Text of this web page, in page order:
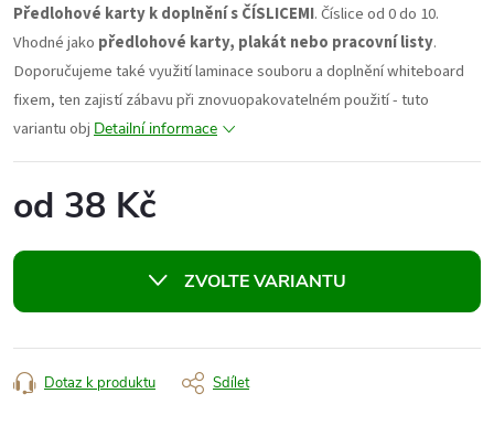
Předlohové karty k doplnění s ČÍSLICEMI. Číslice od 0 do 10.
Vhodné jako předlohové karty, plakát nebo pracovní listy.
Doporučujeme také využití laminace souboru a doplnění whiteboard
fixem, ten zajistí zábavu při znovuopakovatelném použití - tuto
variantu obj Detailní informace
od 38 Kč
cena:
ZVOLTE VARIANTU
Dotaz k produktu Sdílet